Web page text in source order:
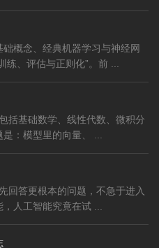
概念、经典机器学习与神经网
、评估与正则化”。前 ...
括基础数学、线性代数、微积分
：模型里的向量、 ...
回答更根本的问题，不急于进入
人工智能究竟在试 ...